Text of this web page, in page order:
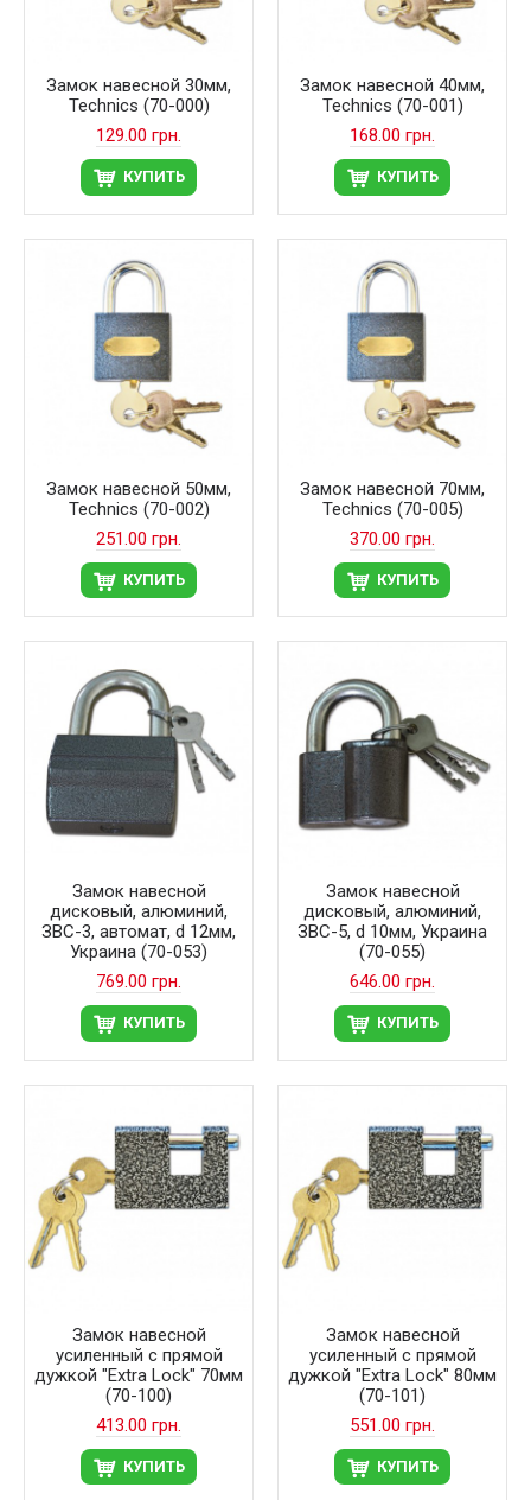
Замок навесной 30мм,
Technics (70-000)
129.00 грн.
КУПИТЬ
Замок навесной 40мм,
Technics (70-001)
168.00 грн.
КУПИТЬ
Замок навесной 50мм,
Technics (70-002)
251.00 грн.
КУПИТЬ
Замок навесной 70мм,
Technics (70-005)
370.00 грн.
КУПИТЬ
Замок навесной
дисковый, алюминий,
ЗВС-3, автомат, d 12мм,
Украина (70-053)
769.00 грн.
КУПИТЬ
Замок навесной
дисковый, алюминий,
ЗВС-5, d 10мм, Украина
(70-055)
646.00 грн.
КУПИТЬ
Замок навесной
усиленный с прямой
дужкой "Extra Lock" 70мм
(70-100)
413.00 грн.
КУПИТЬ
Замок навесной
усиленный с прямой
дужкой "Extra Lock" 80мм
(70-101)
551.00 грн.
КУПИТЬ